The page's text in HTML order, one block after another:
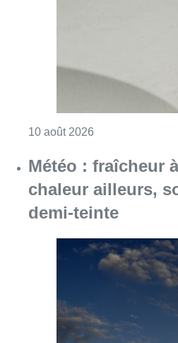
Consulter
Jupiler Pro